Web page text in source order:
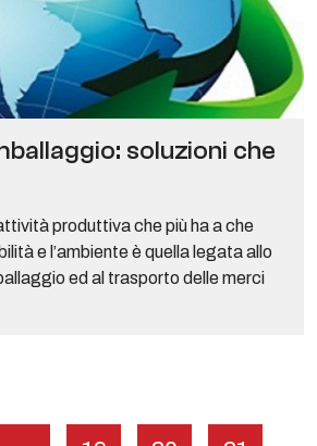
soluzioni che
produttiva che più ha a che
e l’ambiente è quella legata allo
ed al trasporto delle merci